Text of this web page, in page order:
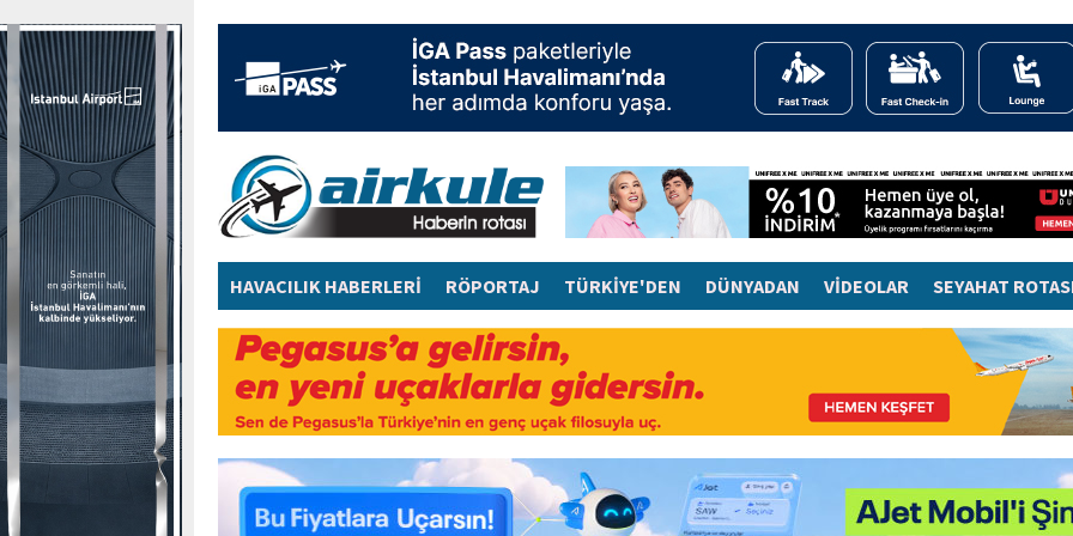
HAVACILIK HABERLERİ RÖPORTAJ TÜRKİYE'DEN DÜNYADAN VİDEOLAR SEYAHAT